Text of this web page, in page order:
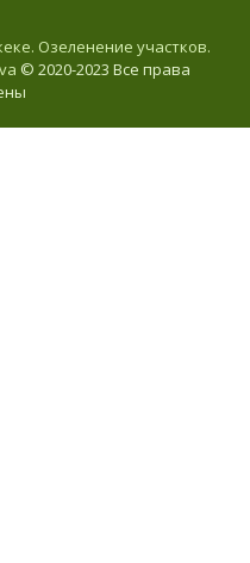
Озеленение участков.
© 2020-2023 Все права